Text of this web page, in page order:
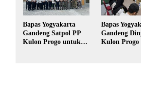
Bapas Yogyakarta
Gandeng Satpol PP
Kulon Progo untuk
Bapas
Gandeng
Kulon Progo